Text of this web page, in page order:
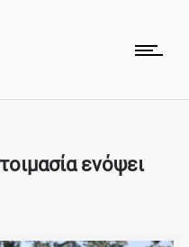
ενόψει